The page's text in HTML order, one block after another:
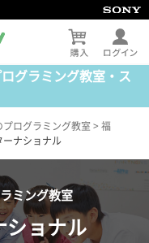
グラミング教室・ス
プログラミング教室 > 福
ーナショナル
ミング教室
ショナル